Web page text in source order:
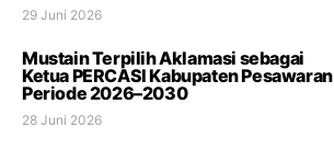
29 Juni 2026
Mustain Terpilih Aklamasi sebagai
Ketua PERCASI Kabupaten Pesawaran
Periode 2026–2030
28 Juni 2026